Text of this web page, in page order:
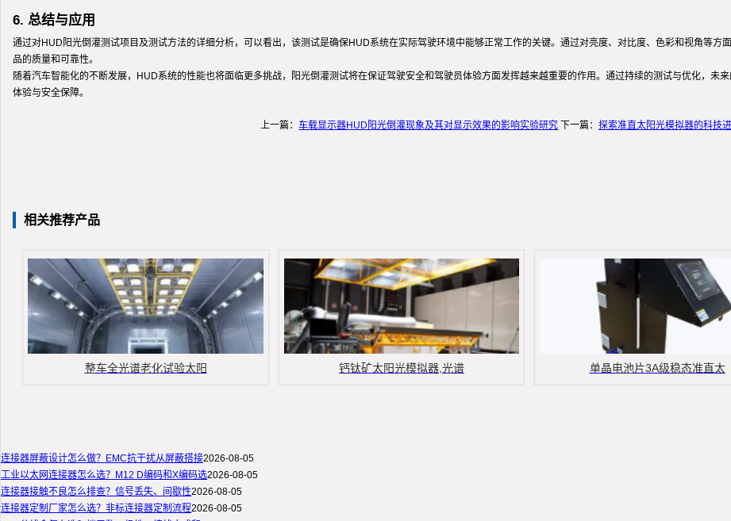
6. 总结与应用
通过对HUD阳光倒灌测试项目及测试方法的详细分析，可以看出，该测试是确保HUD系统在实际驾驶环境中能够正常工作的关键。通过对亮度、对比度、色彩和视角等
品的质量和可靠性。
随着汽车智能化的不断发展，HUD系统的性能也将面临更多挑战，阳光倒灌测试将在保证驾驶安全和驾驶员体验方面发挥越来越重要的作用。通过持续的测试与优化，未
体验与安全保障。
上一篇：车载显示器HUD阳光倒灌现象及其对显示效果的影响实验研究 下一篇：探索准直太阳光模拟器的科技
相关推荐产品
整车全光谱老化试验太阳 钙钛矿太阳光模拟器,光谱 单晶电池片3A级稳态准直太
连接器屏蔽设计怎么做？EMC抗干扰从屏蔽搭接2026-08-05
工业以太网连接器怎么选？M12 D编码和X编码选2026-08-05
连接器接触不良怎么排查？信号丢失、间歇性2026-08-05
连接器定制厂家怎么选？非标连接器定制流程2026-08-05